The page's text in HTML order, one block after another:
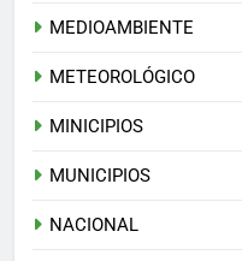
MEDIOAMBIENTE
METEOROLÓGICO
MINICIPIOS
MUNICIPIOS
NACIONAL